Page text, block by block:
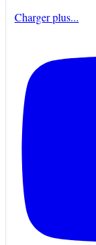
Charger plus...